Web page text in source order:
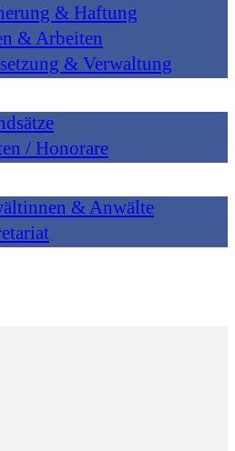
& Haftung
& Arbeiten
& Verwaltung
/ Honorare
& Anwälte